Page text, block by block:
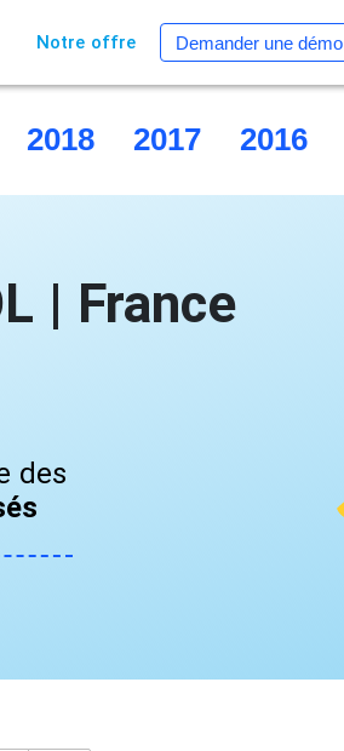
Notre offre Demander une démo
2018 2017 2016
| France
des